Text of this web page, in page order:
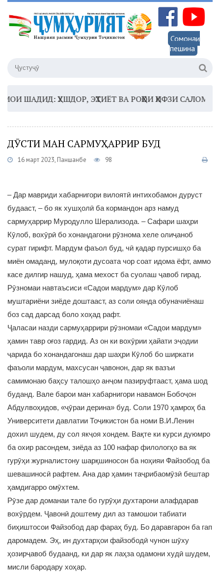
Сомонаи
пешина
ҲУШДОР, ЭҲТИЁТ ВА РОҲҲОИ ҲИФЗИ САЛОМАТӢ
ДӮСТИ МАН САРМУҲАРРИР БУД
16 март 2023, Панҷшанбе 98
– Дар мавриди хабарнигори вилоятӣ интихобамон дуруст
будааст, – бо як хушҳолӣ ба кормандон арз намуд
сармуҳаррир Муродулло Шерализода. – Сафари шаҳри
Кӯлоб, вохӯрӣ бо хонандагони рӯзнома хеле олиҷаноб
сурат гирифт. Мардум фаъол буд, чӣ қадар пурсишҳо ба
миён омаданд, мулоқоти дусоата чор соат идома ёфт, аммо
касе дилгир нашуд, ҳама мехост ба суолаш ҷавоб гирад.
Рӯзномаи навтаъсиси «Садои мардум» дар Кӯлоб
муштариёни зиёде доштааст, аз соли оянда обуначиёнаш
боз сад дарсад боло хоҳад рафт.
Ҷаласаи назди сармуҳаррири рӯзномаи «Садои мардум»
ҳамин тавр оғоз гардид. Аз он ки вохӯрии ҳайати эҷодии
ҷарида бо хонандагонаш дар шаҳри Кӯлоб бо ширкати
фаъоли мардум, махсусан ҷавонон, дар як вазъи
самимонаю баҳсу талошҳо анҷом пазируфтааст, ҳама шод
буданд. Вале барои ман хабарнигори навамон Бобоҷон
Абдулвоҳидов, «ҷӯраи дерина» буд. Соли 1970 ҳамроҳ ба
Университети давлатии Тоҷикистон ба номи В.И.Ленин
дохил шудем, ду сол якҷоя хондем. Вақте ки курси дуюмро
ба охир расондем, зиёда аз 100 нафар филологҳо ва як
гурӯҳи журналистону шарқшиносон ба ноҳияи Файзобод ба
шевашиносӣ рафтем. Ана дар ҳамин таҷрибаомӯзӣ бештар
ҳамдигарро омӯхтем.
Рӯзе дар доманаи тале бо гурӯҳи духтарони алафдарав
вохӯрдем. Ҷавонӣ доштему дил аз тамошои табиати
биҳиштосои Файзобод дар фараҳ буд. Бо даравгарон ба гап
даромадем. Эҳ, ин духтарҳои файзободӣ чунон шӯху
ҳозирҷавоб будаанд, ки дар як лаҳза одамони худӣ шудем,
мисли бародару хоҳар.